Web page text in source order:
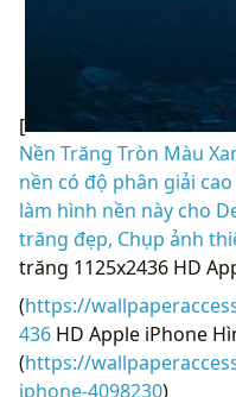
[
Nền Trăng Tròn Màu
nền có độ phân giải
làm hình nền này cho
trăng đẹp, Chụp ảnh
trăng 1125x2436 HD
(https://
436 HD Apple iPhone
(https://
iphone-4098230)